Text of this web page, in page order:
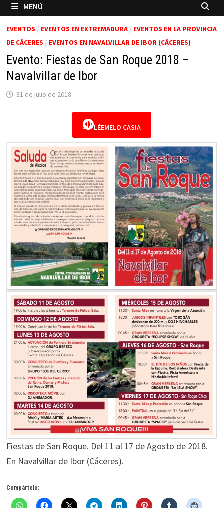
MENÚ
EVENTOS / EVENTOS EN EXTREMADURA/ EVENTOS EN LA PROVINCIA
DE CÁCERES / EVENTOS EN NAVALVILLAR DE IBOR (CÁCERES)
Evento: Fiestas de San Roque 2018 –
Navalvillar de Ibor
31 de julio de 2018
LÉEMELO CASIA
Fiestas de San Roque. Del 11 al 17 de Agosto de 2018.
En Navalvillar de Ibor (Cáceres).
Compártelo: